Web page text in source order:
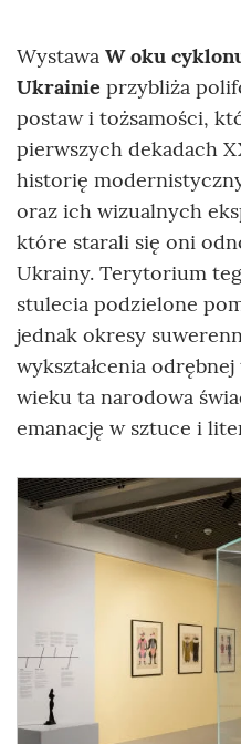
Wystawa W oku
Ukrainie przybliża
postaw i tożsamości,
pierwszych dekadach
historię
oraz ich wizualnych
które starali się oni
Ukrainy. Terytorium
stulecia podzielone
jednak okresy
wykształcenia
wieku ta narodowa
emanację w sztuce i